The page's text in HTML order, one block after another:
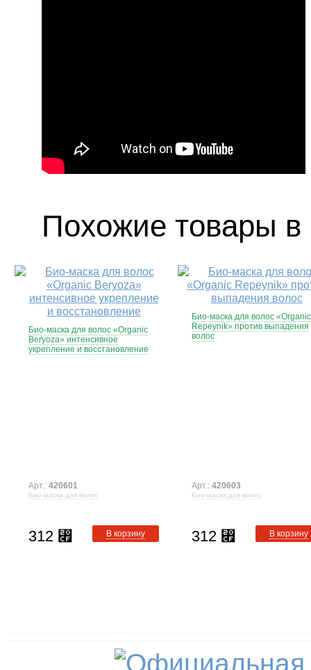
Похожие товары в
Био-маска для волос «Organic
Beryoza» интенсивное
укрепление и восстановление
Био-маски для волос
Арт.: 420601
312 ⃏ В корзину
Био-маска для волос «Organic
Repeynik» против выпадения
волос
Био-маски для волос
Арт.: 420603
312 ⃏ В корзину